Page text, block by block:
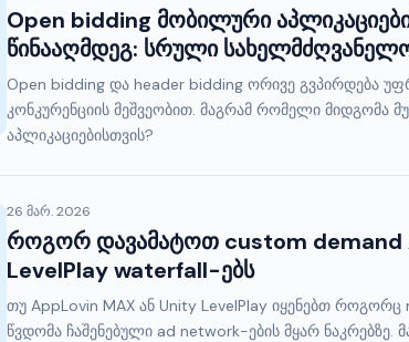
Open bidding მობილური
წინააღმდეგ: სრული
Open bidding და header bidding ორივე გვპირდება
კონკურენციის მეშვეობით. მაგრამ რომელი მიდგომა
აპლიკაციებისთვის?
26 მარ. 2026
როგორ დავამატოთ custom demand
LevelPlay waterfall-ებს
თუ AppLovin MAX ან Unity LevelPlay იყენებთ
წვდომა ჩაშენებული ad network-ების მყარ ნაკრებზე.